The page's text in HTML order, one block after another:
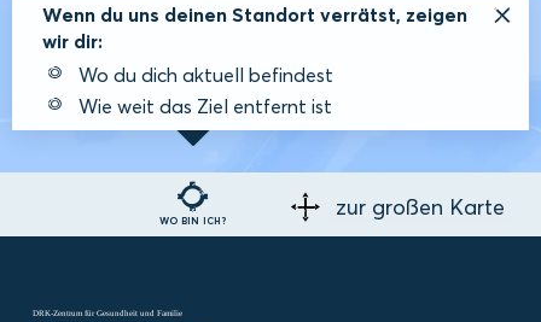
WO BIN ICH?
Wenn du uns deinen Standort verrätst, zeigen
wir dir:
Wo du dich aktuell befindest
Wie weit das Ziel entfernt ist
zur großen Karte
DRK-Zentrum für Gesundheit und Familie